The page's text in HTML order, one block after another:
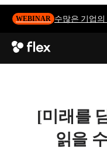
WEBINAR 수많은 기업
[미래를
읽을